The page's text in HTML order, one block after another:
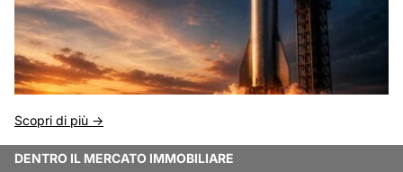
Scopri di più ->
DENTRO IL MERCATO IMMOBILIARE